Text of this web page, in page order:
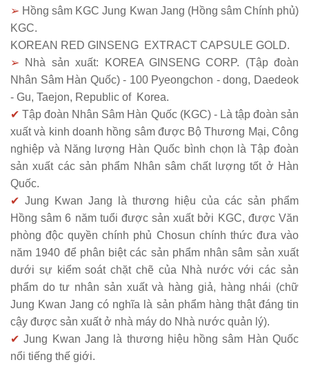
➢ Hồng sâm KGC Jung Kwan Jang (Hồng sâm Chính phủ)
KGC.
KOREAN RED GINSENG EXTRACT CAPSULE GOLD.
➢
Nhà sản xuất: KOREA GINSENG CORP. (Tập đoàn
Nhân Sâm Hàn Quốc) - 100 Pyeongchon - dong, Daedeok
- Gu, Taejon, Republic of Korea.
✔Tập đoàn Nhân Sâm Hàn Quốc (KGC) - Là tập đoàn sản
xuất và kinh doanh hồng sâm được Bộ Thương Mại, Công
nghiệp và Năng lượng Hàn Quốc bình chọn là Tập đoàn
sản xuất các sản phẩm Nhân sâm chất lượng tốt ở Hàn
Quốc.
✔ Jung Kwan Jang là thương hiệu của các sản phẩm
Hồng sâm 6 năm tuổi được sản xuất bởi KGC, được Văn
phòng độc quyền chính phủ Chosun chính thức đưa vào
năm 1940 để phân biệt các sản phẩm nhân sâm sản xuất
dưới sự kiểm soát chặt chẽ của Nhà nước với các sản
phẩm do tư nhân sản xuất và hàng giả, hàng nhái (chữ
Jung Kwan Jang có nghĩa là sản phẩm hàng thật đáng tin
cậy được sản xuất ở nhà máy do Nhà nước quản lý).
✔Jung Kwan Jang là thương hiệu hồng sâm Hàn Quốc
nổi tiếng thế giới.